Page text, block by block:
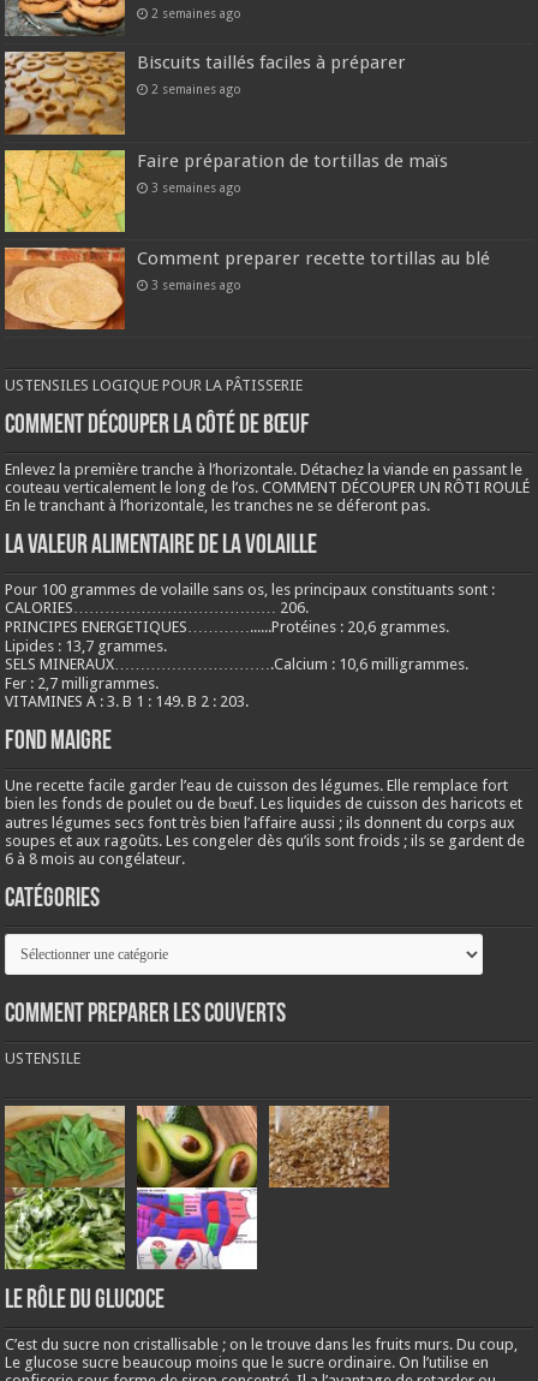
2 semaines ago
Biscuits taillés faciles à préparer
2 semaines ago
Faire préparation de tortillas de maïs
3 semaines ago
Comment preparer recette tortillas au blé
3 semaines ago
USTENSILES LOGIQUE POUR LA PÂTISSERIE
COMMENT DÉCOUPER LA CÔTÉ DE BŒUF
Enlevez la première tranche à l’horizontale. Détachez la viande en passant le
couteau verticalement le long de l’os. COMMENT DÉCOUPER UN RÔTI ROULÉ
En le tranchant à l’horizontale, les tranches ne se déferont pas.
LA VALEUR ALIMENTAIRE DE LA VOLAILLE
Pour 100 grammes de volaille sans os, les principaux constituants sont :
CALORIES………………………………… 206.
PRINCIPES ENERGETIQUES…………......Protéines : 20,6 grammes.
Lipides : 13,7 grammes.
SELS MINERAUX………………………….Calcium : 10,6 milligrammes.
Fer : 2,7 milligrammes.
VITAMINES A : 3. B 1 : 149. B 2 : 203.
Fond maigre
Une recette facile garder l’eau de cuisson des légumes. Elle remplace fort
bien les fonds de poulet ou de bœuf. Les liquides de cuisson des haricots et
autres légumes secs font très bien l’affaire aussi ; ils donnent du corps aux
soupes et aux ragoûts. Les congeler dès qu’ils sont froids ; ils se gardent de
6 à 8 mois au congélateur.
Catégories
Catégories
COMMENT PREPARER LES COUVERTS
USTENSILE
LE RÔLE DU GLUCOCE
C’est du sucre non cristallisable ; on le trouve dans les fruits murs. Du coup,
Le glucose sucre beaucoup moins que le sucre ordinaire. On l’utilise en